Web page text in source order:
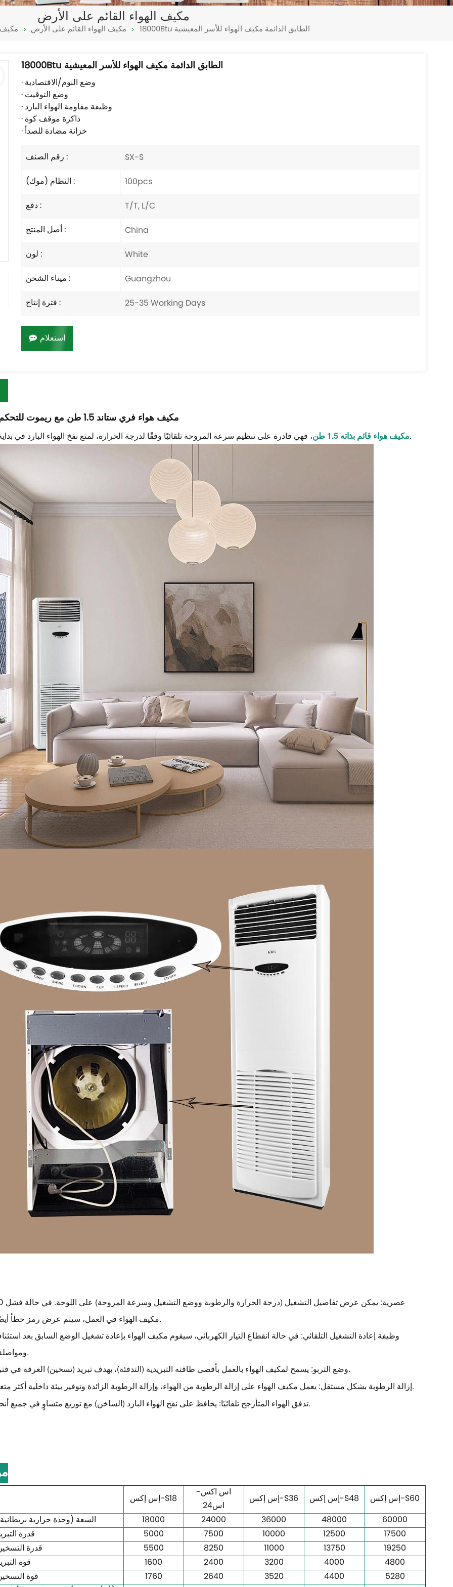
مكيف الهواء القائم على الأرض
مكيف مكيف الهواء القائم على الأرض 18000Btu الطابق الدائمة مكيف الهواء للأسر المعيشية
18000Btu الطابق الدائمة مكيف الهواء للأسر المعيشية
· وضع النوم/الاقتصادية
· وضع التوقيت
· وظيفة مقاومة الهواء البارد
· ذاكرة موقف كوة
· خزانة مضادة للصدأ
رقم الصنف :
SX-S
النظام (موك) :
100pcs
دفع :
T/T, L/C
أصل المنتج :
China
لون :
White
ميناء الشحن :
Guangzhou
فترة إنتاج :
25-35 Working Days
استعلام
مكيف هواء فري ستاند 1.5 طن مع ريموت للتحكم عن بعد
مكيف هواء قائم بذاته 1.5 طن، فهي قادرة على تنظيم سرعة المروحة تلقائيًا وفقًا لدرجة الحرارة، لمنع نفخ الهواء البارد في بداية التشغيل.
مكيف الهواء في العمل، سيتم عرض رمز خطأ أيضًا للصيانة.
وظيفة إعادة التشغيل التلقائي: في حالة انقطاع التيار الكهربائي، سيقوم مكيف الهواء بإعادة تشغيل الوضع السابق بعد
ومواصلة التشغيل.
وضع التربو: يسمح لمكيف الهواء بالعمل بأقصى طاقته التبريدية (التدفئة)، بهدف تبريد (تسخين) الغرفة في فترة قصيرة.
إزالة الرطوبة بشكل مستقل: يعمل مكيف الهواء على إزالة الرطوبة من الهواء، وإزالة الرطوبة الزائدة وتوفير بيئة داخلية أكثر متعة للتنفس.
تدفق الهواء المتأرجح تلقائيًا: يحافظ على نفخ الهواء البارد (الساخن) مع توزيع متساوٍ في جميع أنحاء الغرفة.
إس إكس-S18
اس اكس-
اس24
إس إكس-S36 إس إكس-S48
إس إكس-S60
السعة (وحدة حرارية
18000 24000 36000 48000
60000
قدرة
5000 7500 10000 12500
17500
قدرة
5500 8250 11000 13750
19250
قوة
1600 2400 3200 4000
4800
قوة
1760 2640 3520 4400
5280